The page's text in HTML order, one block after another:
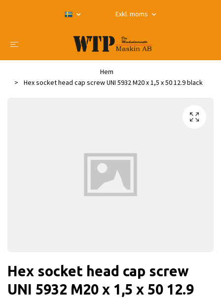
Exkl. moms
Hem
Hex socket head cap screw UNI 5932 M20 x 1,5 x 50 12.9 black
Hex socket head cap screw
UNI 5932 M20 x 1,5 x 50 12.9